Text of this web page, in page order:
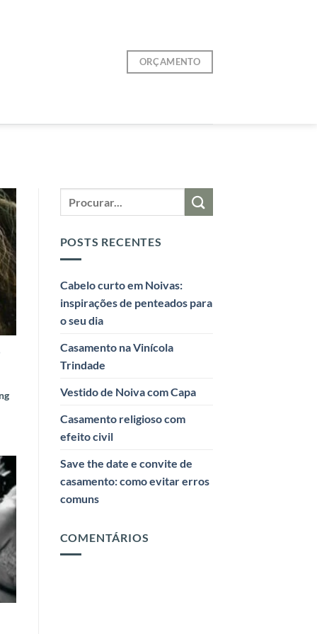
ORÇAMENTO
POSTS RECENTES
Cabelo curto em Noivas:
inspirações de penteados para
o seu dia
Casamento na Vinícola
Trindade
Vestido de Noiva com Capa
Casamento religioso com
efeito civil
Save the date e convite de
casamento: como evitar erros
comuns
COMENTÁRIOS